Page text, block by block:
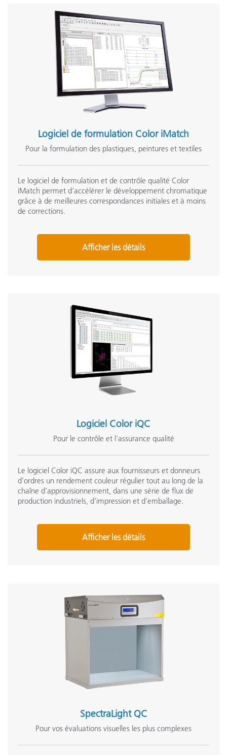
Voir tout le support
Formation
La théorie de la couleur : comprendre les nombres de la
Onsite Training:
Formation sur site
Séminaire sur les fondamentaux de la couleur
See All Training
Logiciel de formulation Color iMatch
Pour la formulation des plastiques, peintures et textiles
Le logiciel de formulation et de contrôle qualité Color
iMatch permet d’accélérer le développement chromatique
grâce à de meilleures correspondances initiales et à moins
de corrections.
Afficher les détails
Logiciel Color iQC
Pour le contrôle et l'assurance qualité
Le logiciel Color iQC assure aux fournisseurs et donneurs
d’ordres un rendement couleur régulier tout au long de la
chaîne d’approvisionnement, dans une série de flux de
production industriels, d’impression et d’emballage.
Afficher les détails
SpectraLight QC
Pour vos évaluations visuelles les plus complexes